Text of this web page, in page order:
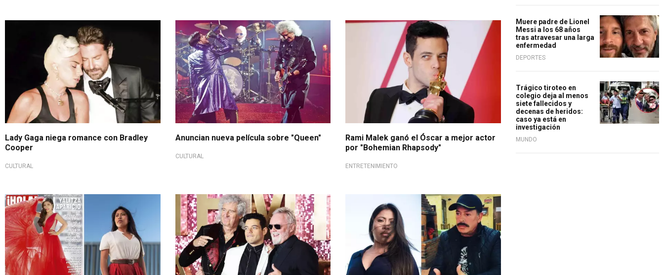
Lady Gaga niega romance con Bradley
Cooper
CULTURAL
Anuncian nueva película sobre "Queen"
CULTURAL
Rami Malek ganó el Óscar a mejor actor
por "Bohemian Rhapsody"
ENTRETENIMIENTO
Muere padre de Lionel
Messi a los 68 años
tras atravesar una larga
enfermedad
DEPORTES
Trágico tiroteo en
colegio deja al menos
siete fallecidos y
decenas de heridos:
caso ya está en
investigación
MUNDO